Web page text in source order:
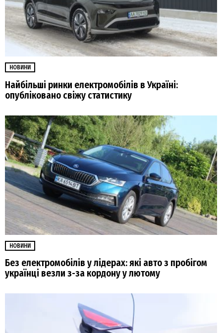
НОВИНИ
Найбільші ринки електромобілів в Україні:
опубліковано свіжу статистику
НОВИНИ
Без електромобілів у лідерах: які авто з пробігом
українці везли з-за кордону у лютому